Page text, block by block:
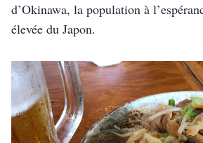
d’Okinawa, la population à
élevée du Japon.